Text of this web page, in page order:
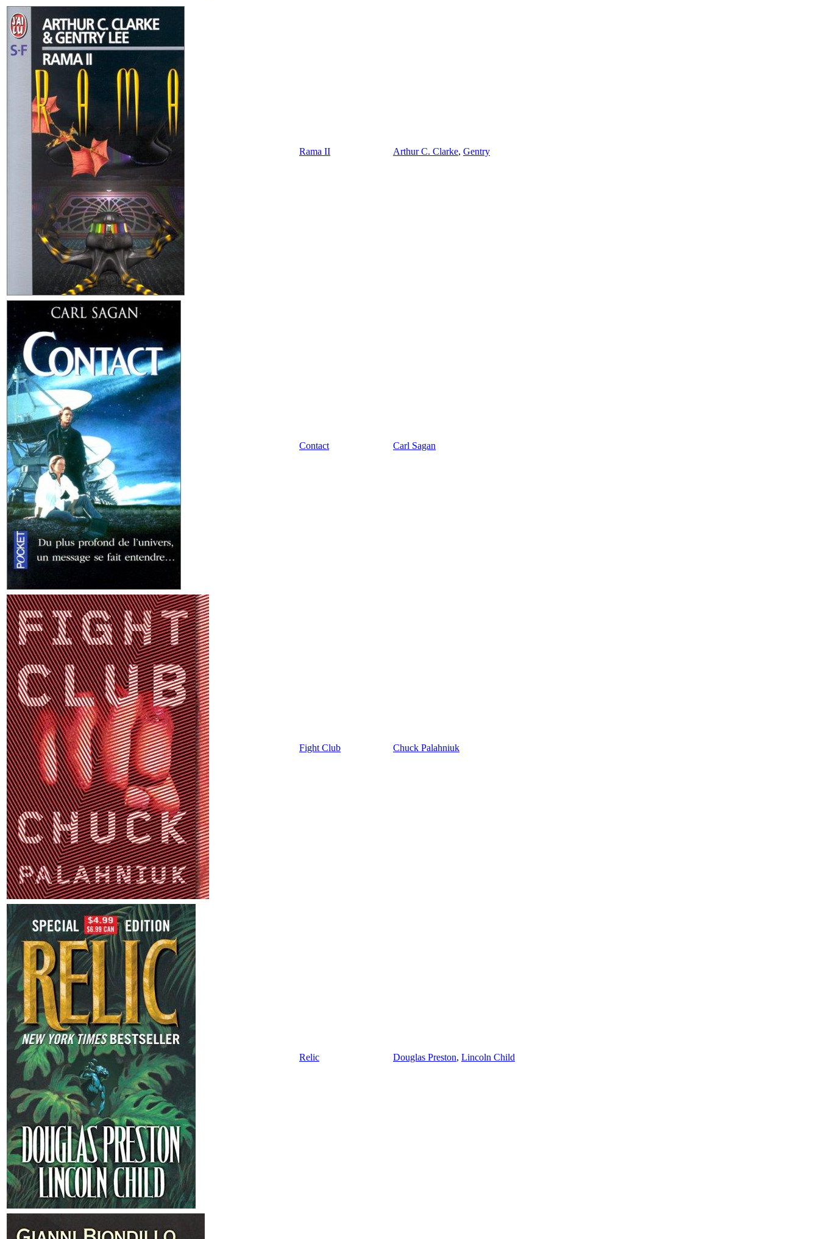
Rama II Arthur C. Clarke, Gentry
Contact Carl Sagan
Fight Club Chuck Palahniuk
Relic Douglas Preston, Lincoln Child